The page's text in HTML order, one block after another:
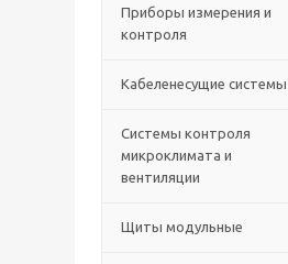
Приборы измерения и
контроля
Кабеленесущие системы
Системы контроля
микроклимата и
вентиляции
Щиты модульные